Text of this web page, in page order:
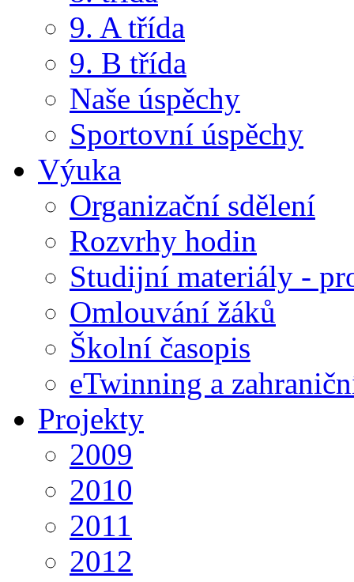
9. A třída
9. B třída
Naše úspěchy
Sportovní úspěchy
Výuka
Organizační sdělení
Rozvrhy hodin
Studijní materiály -
Omlouvání žáků
Školní časopis
eTwinning a
Projekty
2009
2010
2011
2012